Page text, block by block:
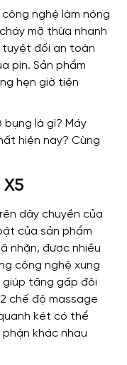
nghệ làm nóng
mỡ thừa nhanh
tuyệt đối an toàn
pin. Sản phẩm
hẹn giờ tiện
dây chuyền của
của sản phẩm
nhặn, được nhiều
công nghệ xung
giúp tăng gấp đôi
chế độ massage
két có thể
khác nhau